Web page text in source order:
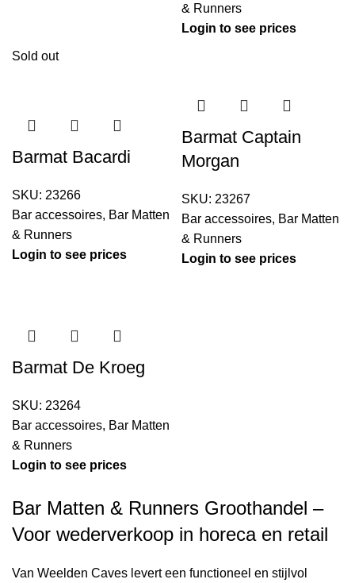
& Runners
Login to see prices
Sold out
Barmat Bacardi
SKU: 23266
Bar accessoires, Bar Matten
& Runners
Login to see prices
Barmat Captain
Morgan
SKU: 23267
Bar accessoires, Bar Matten
& Runners
Login to see prices
Barmat De Kroeg
SKU: 23264
Bar accessoires, Bar Matten
& Runners
Login to see prices
Bar Matten & Runners Groothandel –
Voor wederverkoop in horeca en retail
Van Weelden Caves levert een functioneel en stijlvol